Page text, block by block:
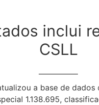
inclui
CSLL
a base de dados
1.138.695,